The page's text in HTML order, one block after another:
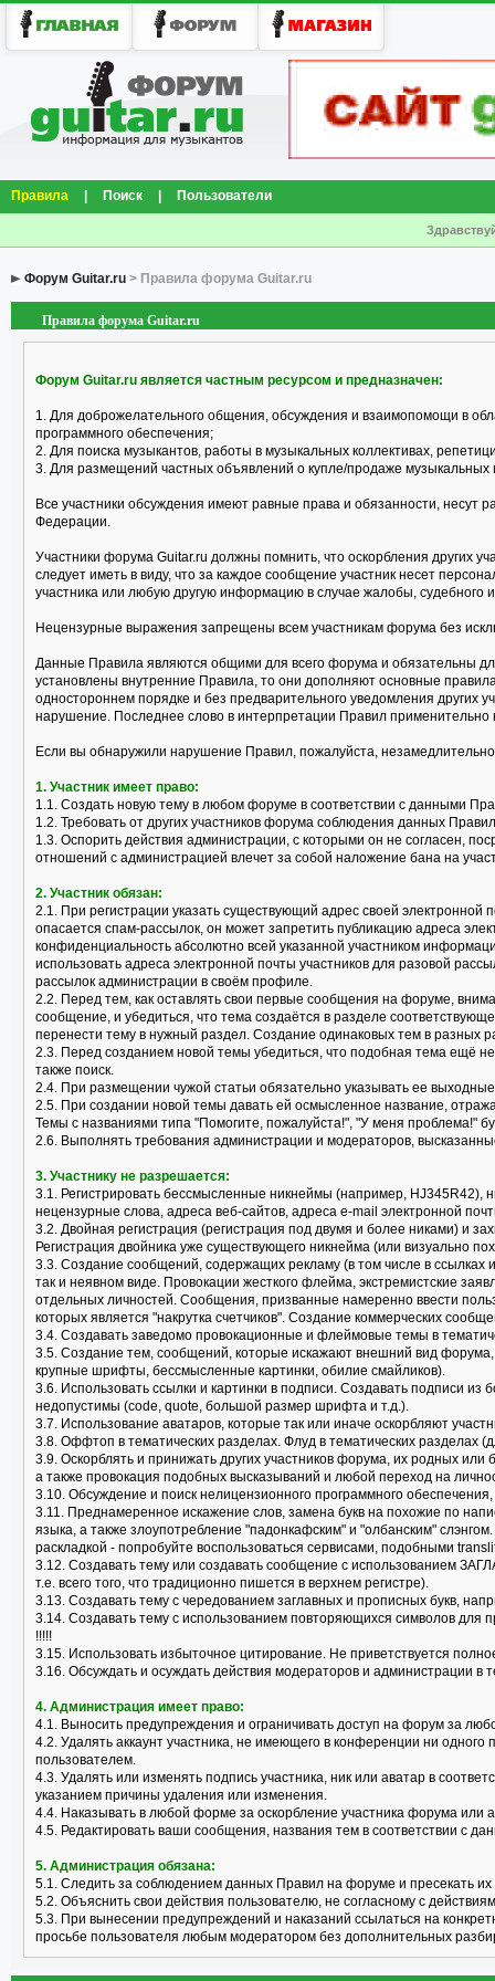
Правила Поиск Пользователи
Форум Guitar.ru > Правила форума Guitar.ru
Правила форума Guitar.ru
Форум Guitar.ru является частным ресурсом и предназначен:
1. Для доброжелательного общения, обсуждения и взаимопомощи в
программного обеспечения;
2. Для поиска музыкантов, работы в музыкальных коллективах,
3. Для размещений частных объявлений о купле/продаже музыкальных
Все участники обсуждения имеют равные права и обязанности, несут
Федерации.
Участники форума Guitar.ru должны помнить, что оскорбления других
следует иметь в виду, что за каждое сообщение участник несет
участника или любую другую информацию в случае жалобы, судебного
Нецензурные выражения запрещены всем участникам форума без
Данные Правила являются общими для всего форума и обязательны
установлены внутренние Правила, то они дополняют основные
одностороннем порядке и без предварительного уведомления других
нарушение. Последнее слово в интерпретации Правил
Если вы обнаружили нарушение Правил, пожалуйста,
1. Участник имеет право:
1.1. Создать новую тему в любом форуме в соответствии с данными
1.2. Требовать от других участников форума соблюдения данных
1.3. Оспорить действия администрации, с которыми он не согласен,
отношений с администрацией влечет за собой наложение бана на
2. Участник обязан:
2.1. При регистрации указать существующий адрес своей электронной
опасается спам-рассылок, он может запретить публикацию адреса
конфиденциальность абсолютно всей указанной участником
использовать адреса электронной почты участников для разовой
рассылок администрации в своём профиле.
2.2. Перед тем, как оставлять свои первые сообщения на форуме,
сообщение, и убедиться, что тема создаётся в разделе
перенести тему в нужный раздел. Создание одинаковых тем в разных
2.3. Перед созданием новой темы убедиться, что подобная тема ещё
также поиск.
2.4. При размещении чужой статьи обязательно указывать ее
2.5. При создании новой темы давать ей осмысленное название,
Темы с названиями типа "Помогите, пожалуйста!", "У меня проблема!"
2.6. Выполнять требования администрации и модераторов,
3. Участнику не разрешается:
3.1. Регистрировать бессмысленные никнеймы (например,
нецензурные слова, адреса веб-сайтов, адреса e-mail электронной
3.2. Двойная регистрация (регистрация под двумя и более никами) и
Регистрация двойника уже существующего никнейма (или визуально
3.3. Создание сообщений, содержащих рекламу (в том числе в
так и неявном виде. Провокации жесткого флейма, экстремистские
отдельных личностей. Сообщения, призванные намеренно ввести
которых является "накрутка счетчиков". Создание коммерческих
3.4. Создавать заведомо провокационные и флеймовые темы в
3.5. Создание тем, сообщений, которые искажают внешний вид
крупные шрифты, бессмысленные картинки, обилие смайликов).
3.6. Использовать ссылки и картинки в подписи. Создавать подписи
недопустимы (code, quote, большой размер шрифта и т.д.).
3.7. Использование аватаров, которые так или иначе оскорбляют
3.8. Оффтоп в тематических разделах. Флуд в тематических разделах
3.9. Оскорблять и принижать других участников форума, их родных
а также провокация подобных высказываний и любой переход на
3.10. Обсуждение и поиск нелицензионного программного
3.11. Преднамеренное искажение слов, замена букв на похожие по
языка, а также злоупотребление "падонкафским" и "олбанским"
раскладкой - попробуйте воспользоваться сервисами, подобными
3.12. Создавать тему или создавать сообщение с использованием
т.е. всего того, что традиционно пишется в верхнем регистре).
3.13. Создавать тему с чередованием заглавных и прописных букв,
3.14. Создавать тему с использованием повторяющихся символов для
!!!!!
3.15. Использовать избыточное цитирование. Не приветствуется
3.16. Обсуждать и осуждать действия модераторов и администрации в
4. Администрация имеет право:
4.1. Выносить предупреждения и ограничивать доступ на форум за
4.2. Удалять аккаунт участника, не имеющего в конференции ни
пользователем.
4.3. Удалять или изменять подпись участника, ник или аватар в
указанием причины удаления или изменения.
4.4. Наказывать в любой форме за оскорбление участника форума или
4.5. Редактировать ваши сообщения, названия тем в соответствии с
5. Администрация обязана:
5.1. Следить за соблюдением данных Правил на форуме и пресекать
5.2. Объяснить свои действия пользователю, не согласному с
5.3. При вынесении предупреждений и наказаний ссылаться на
просьбе пользователя любым модератором без дополнительных